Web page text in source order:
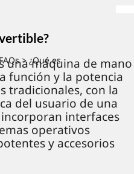
> ¿Qué es
una máquina de mano
función y la potencia
tradicionales, con la
del usuario de una
interfaces
operativos
y accesorios